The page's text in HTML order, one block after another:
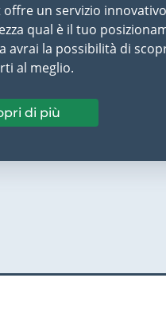
offre un servizio
qual è il tuo
avrai la possibilità di
al meglio.
di più